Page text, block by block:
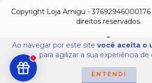
Ao navegar por este site você aceita o
para agilizar a sua experiência de
ENTENDI
Copyright Loja Amigu - 37692946000176
direitos reservados.
1